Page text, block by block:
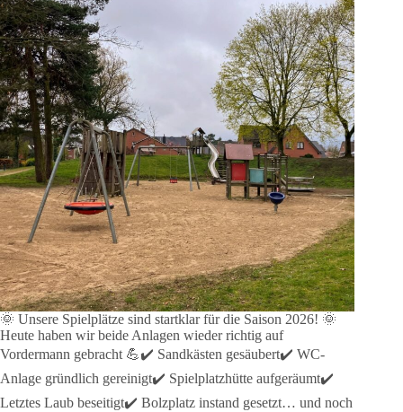
🌞 Unsere Spielplätze sind startklar für die Saison 2026! 🌞
Heute haben wir beide Anlagen wieder richtig auf
Vordermann gebracht 💪✔️ Sandkästen gesäubert✔️ WC-
Anlage gründlich gereinigt✔️ Spielplatzhütte aufgeräumt✔️
Letztes Laub beseitigt✔️ Bolzplatz instand gesetzt… und noch